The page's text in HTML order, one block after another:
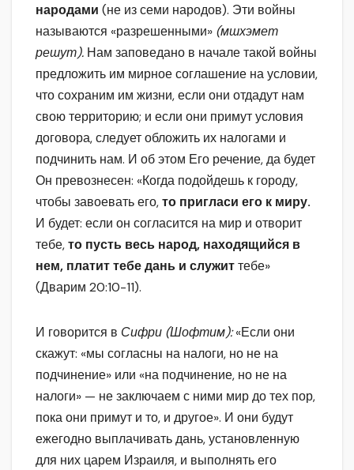
народами (не из семи народов). Эти войны
называются «разрешенными» (мшхэмет
решут). Нам заповедано в начале такой войны
предложить им мирное соглашение на условии,
что сохраним им жизни, если они отдадут нам
свою территорию; и если они примут условия
договора, следует обложить их налогами и
подчинить нам. И об этом Его речение, да будет
Он превознесен: «Когда подойдешь к городу,
чтобы завоевать его,то пригласи его к миру.
И будет: если он согласится на мир и отворит
тебе,то пусть весь народ, находящийся в
нем, платит тебе дань и служиттебе»
(Дварим 20:10-11).
И говорится в Сифри (Шофтим):«Если они
скажут: «мы согласны на налоги, но не на
подчинение» или «на подчинение, но не на
налоги» — не заключаем с ними мир до тех пор,
пока они примут и то, и другое». И они будут
ежегодно выплачивать дань, установленную
для них царем Израиля, и выполнять его